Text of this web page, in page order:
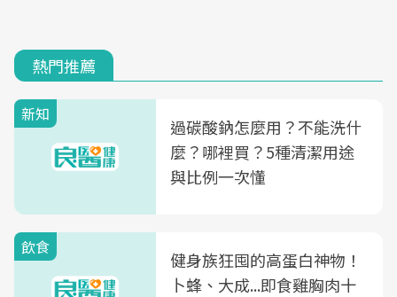
熱門推薦
新知
過碳酸鈉怎麼用？不能洗什
麼？哪裡買？5種清潔用途
與比例一次懂
飲食
健身族狂囤的高蛋白神物！
卜蜂、大成...即食雞胸肉十